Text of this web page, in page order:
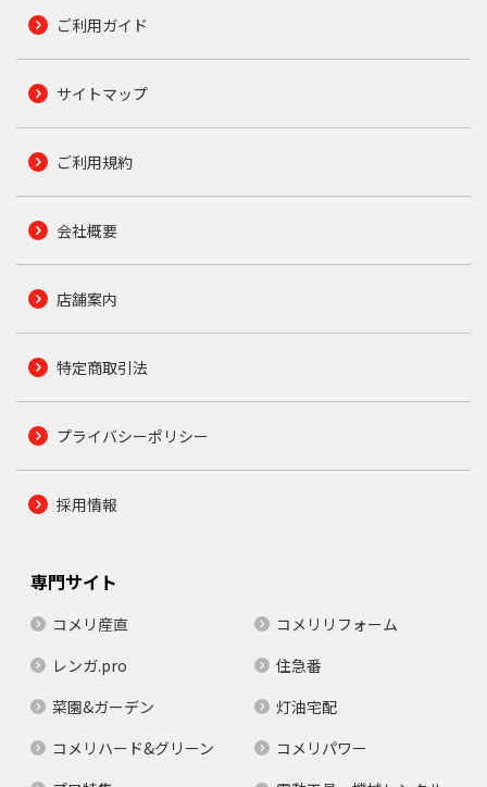
ご利用ガイド
サイトマップ
ご利用規約
会社概要
店舗案内
特定商取引法
プライバシーポリシー
採用情報
専門サイト
コメリ産直
コメリリフォーム
レンガ.pro
住急番
菜園&ガーデン
灯油宅配
コメリハード&グリーン
コメリパワー